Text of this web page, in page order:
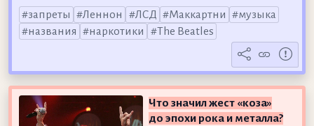
запреты
Леннон ЛСД Маккартни
музыка
названия
наркотики The Beatles
Что значил жест «коза»
до эпохи рока и металла?